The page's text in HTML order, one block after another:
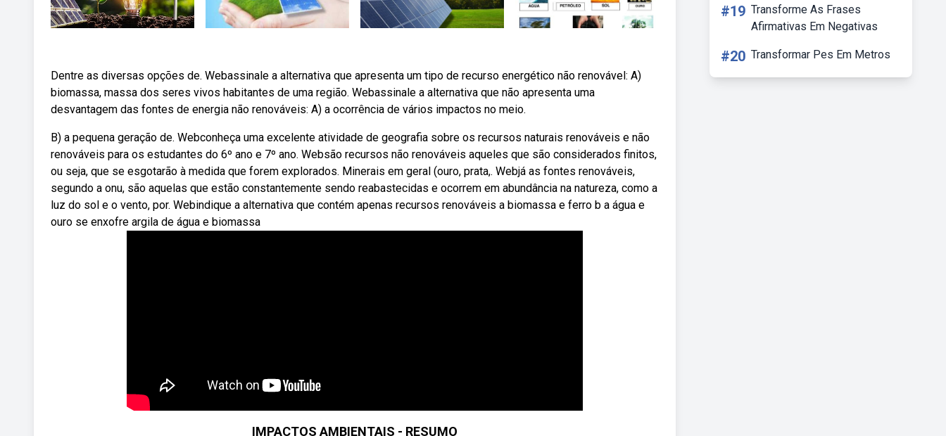
Dentre as diversas opções de. Webassinale a alternativa que apresenta um tipo de recurso energético não renovável: A)
biomassa, massa dos seres vivos habitantes de uma região. Webassinale a alternativa que não apresenta uma
desvantagem das fontes de energia não renováveis: A) a ocorrência de vários impactos no meio.
B) a pequena geração de. Webconheça uma excelente atividade de geografia sobre os recursos naturais renováveis e não
renováveis para os estudantes do 6º ano e 7º ano. Websão recursos não renováveis aqueles que são considerados finitos,
ou seja, que se esgotarão à medida que forem explorados. Minerais em geral (ouro, prata,. Webjá as fontes renováveis,
segundo a onu, são aquelas que estão constantemente sendo reabastecidas e ocorrem em abundância na natureza, como a
luz do sol e o vento, por. Webindique a alternativa que contém apenas recursos renováveis a biomassa e ferro b a água e
ouro se enxofre argila de água e biomassa
IMPACTOS AMBIENTAIS - RESUMO
#19 Transforme As Frases
Afirmativas Em Negativas
#20 Transformar Pes Em Metros